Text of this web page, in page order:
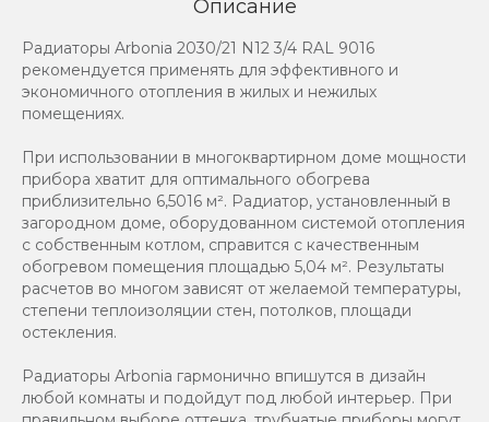
Описание
Радиаторы Arbonia 2030/21 N12 3/4 RAL 9016
рекомендуется применять для эффективного и
экономичного отопления в жилых и нежилых
помещениях.
При использовании в многоквартирном доме мощности
прибора хватит для оптимального обогрева
приблизительно 6,5016 м². Радиатор, установленный в
загородном доме, оборудованном системой отопления
с собственным котлом, справится с качественным
обогревом помещения площадью 5,04 м². Результаты
расчетов во многом зависят от желаемой температуры,
степени теплоизоляции стен, потолков, площади
остекления.
Радиаторы Arbonia гармонично впишутся в дизайн
любой комнаты и подойдут под любой интерьер. При